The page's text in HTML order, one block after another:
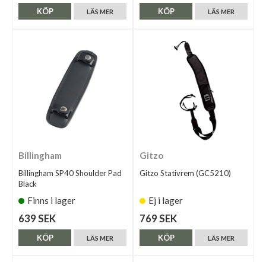
LÄS MER
KÖP LÄS MER
KÖP
Billingham
Billingham SP40 Shoulder Pad
Black
Finns i lager
639 SEK
LÄS MER
KÖP
Gitzo
Gitzo Stativrem (GC5210)
Ej i lager
769 SEK
LÄS MER
KÖP